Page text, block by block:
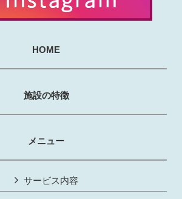
HOME
施設の特徴
メニュー
サービス内容